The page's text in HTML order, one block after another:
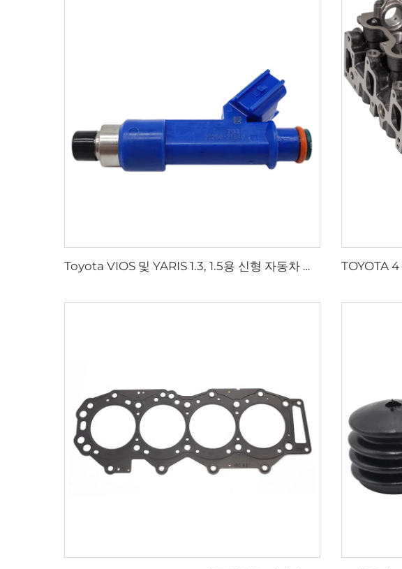
Toyota VIOS 및 YARIS 1.3, 1.5용 신형 자동차 엔진 시스템 인젝터 노즐 23209-21040